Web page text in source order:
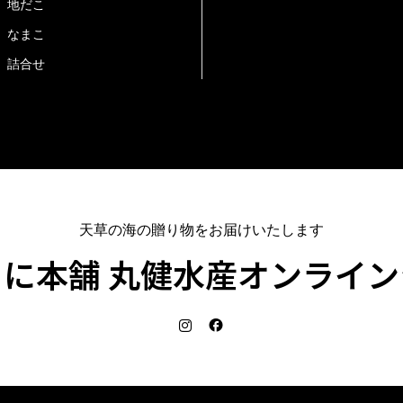
地だこ
なまこ
詰合せ
天草の海の贈り物をお届けいたします
本舗 丸健水産オンライ